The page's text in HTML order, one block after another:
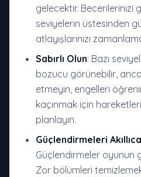
gelecektir. Becerilerinizi
seviyelerin üstesinden
atlayışlarınızı
Sabırlı Olun: Bazı
bozucu görünebilir,
etmeyin, engelleri
kaçınmak için
planlayın.
Güçlendirmeleri
Güçlendirmeler oyunun
Zor bölümleri